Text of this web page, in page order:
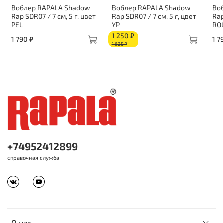
Воблер RAPALA Shadow
Rap SDR07 / 7 см, 5 г, цвет
PEL
1 790 ₽
Воблер RAPALA Shadow
Rap SDR07 / 7 см, 5 г, цвет
YP
1 250 ₽
1 625 ₽
1
+74952412899
справочная служба